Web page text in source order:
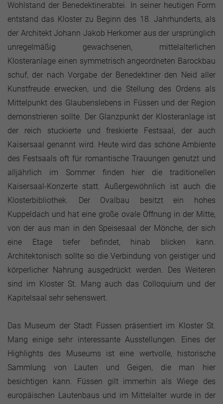
Wohlstand der Benedektinerabtei. In seiner heutigen Form
entstand das Kloster zu Beginn des 18. Jahrhunderts, als
der Architekt Johann Jakob Herkomer aus der ursprünglich
unregelmäßig gewachsenen, mittelalterlichen
Klosteranlage einen symmetrisch angeordneten Barockbau
schuf, der nach Vorgabe der Benedektiner den Neid aller
Kunstfreude erwecken, und die Stellung des Ordens als
Mittelpunkt des Glaubenslebens in Füssen und der Region
demonstrieren sollte. Der Glanzpunkt der Klosteranlage ist
der reich stuckierte und freskierte Festsaal, der auch
Kaisersaal genannt wird. Heute wird das schöne Ambiente
des Festsaals oft für romantische Trauungen genutzt und
alljährlich im Sommer finden hier die traditionellen
Kaisersaal-Konzerte statt. Außergewöhnlich ist auch die
Klosterbibliothek. Der Ovalbau besitzt ein hohes
Kuppeldach und hat eine große ovale Öffnung in der Mitte,
von der aus man in den Speisesaal der Mönche, der sich
eine Etage tiefer befindet, hinab blicken kann.
Architektonisch sollte so die Verbindung von geistiger und
körperlicher Nahrung ausgedrückt werden. Des Weiteren
sind im Kloster St. Mang auch das Colloquium und der
Kapitelsaal sehr sehenswert.
Das Museum der Stadt Füssen präsentiert im Kloster St.
Mang einige sehr interessante Ausstellungen. Eines der
Highlights des Museums ist eine wertvolle, historische
Sammlung von Lauten und Geigen, die man hier
besichtigen kann. Füssen gilt immerhin als Wiege des
europäischen Lautenbaus und im Mittelalter wurde in der